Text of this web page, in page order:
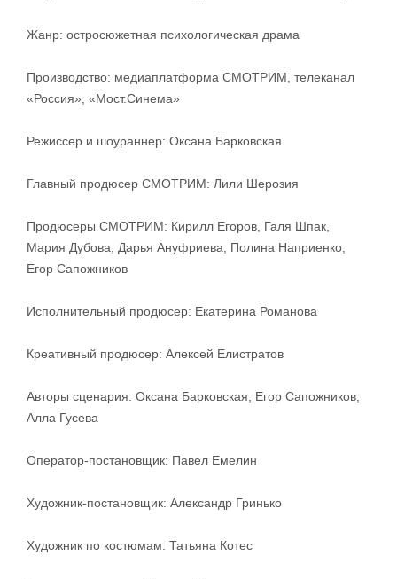
Жанр: остросюжетная психологическая драма
Производство: медиаплатформа СМОТРИМ, телеканал
«Россия», «Мост.Синема»
Режиссер и шоураннер: Оксана Барковская
Главный продюсер СМОТРИМ: Лили Шерозия
Продюсеры СМОТРИМ: Кирилл Егоров, Галя Шпак,
Мария Дубова, Дарья Ануфриева, Полина Наприенко,
Егор Сапожников
Исполнительный продюсер: Екатерина Романова
Креативный продюсер: Алексей Елистратов
Авторы сценария: Оксана Барковская, Егор Сапожников,
Алла Гусева
Оператор-постановщик: Павел Емелин
Художник-постановщик: Александр Гринько
Художник по костюмам: Татьяна Котес